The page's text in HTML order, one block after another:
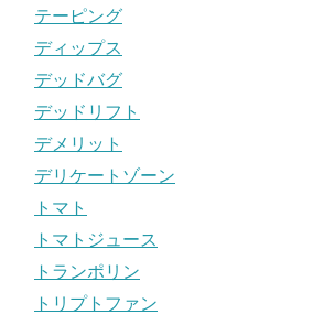
テーピング
ディップス
デッドバグ
デッドリフト
デメリット
デリケートゾーン
トマト
トマトジュース
トランポリン
トリプトファン